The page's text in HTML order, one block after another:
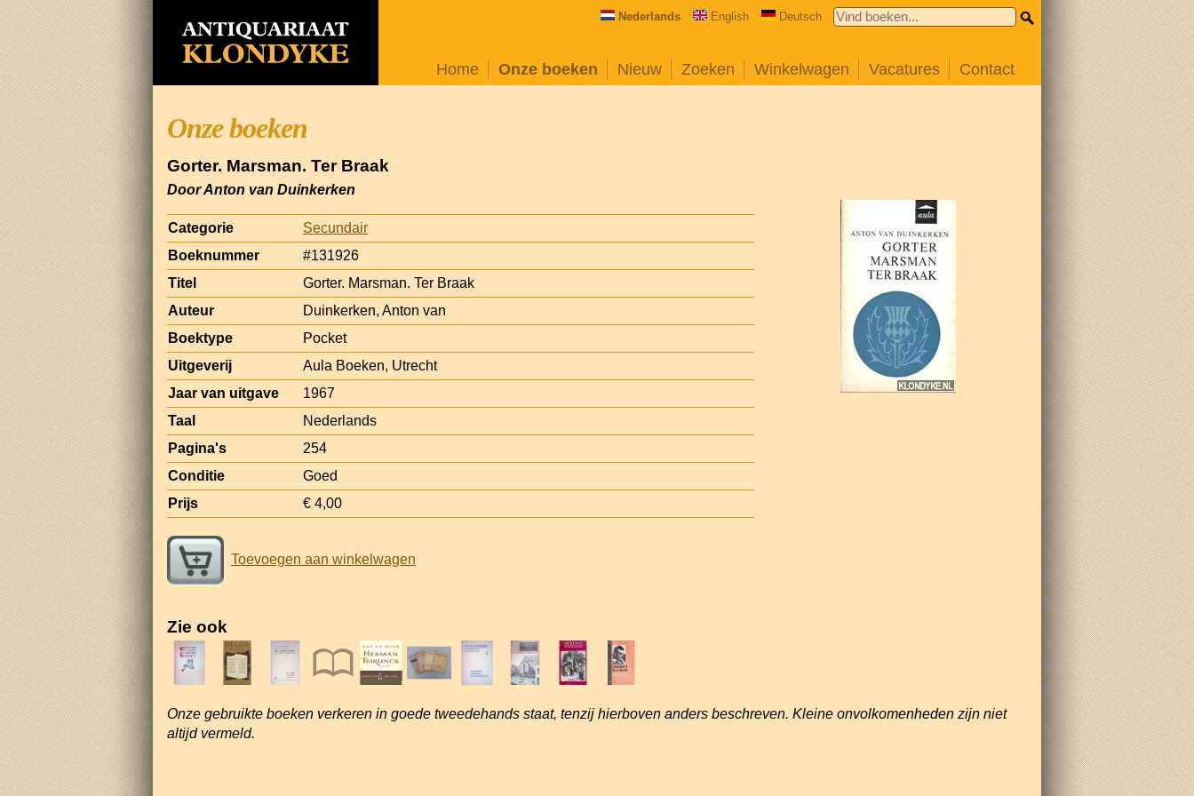
Nederlands English Deutsch
Home Onze boeken Nieuw Zoeken Winkelwagen Vacatures Contact
Onze boeken
Gorter. Marsman. Ter Braak
Door Anton van Duinkerken
Categorie
Secundair
Boeknummer
#131926
Titel
Gorter. Marsman. Ter Braak
Auteur
Duinkerken, Anton van
Boektype
Pocket
Uitgeverij
Aula Boeken, Utrecht
Jaar van uitgave
1967
Taal
Nederlands
Pagina's
254
Conditie
Goed
Prijs
€ 4,00
Toevoegen aan winkelwagen
Zie ook
Onze gebruikte boeken verkeren in goede tweedehands staat, tenzij hierboven anders beschreven. Kleine onvolkomenheden zijn niet
altijd vermeld.